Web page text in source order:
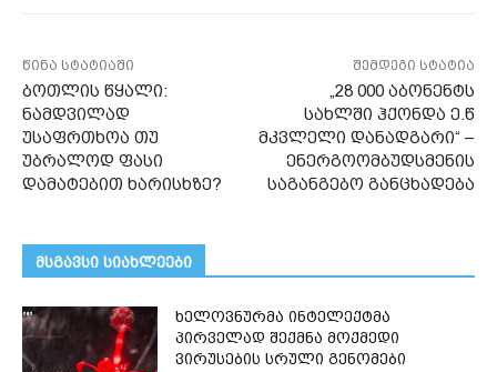
წინა სტატიაში
ბოთლის წყალი:
ნამდვილად
უსაფრთხოა თუ
უბრალოდ ფასი
დამატებით ხარისხზე?
შემდეგი სტატია
„28 000 აბონენტს
სახლში ჰქონდა ე.წ
მკვლელი დანადგარი“ –
ენერგოომბუდსმენის
საგანგებო განცხადება
მსგავსი სიახლეები
ხელოვნურმა ინტელექტმა
პირველად შექმნა მოქმედი
ვირუსების სრული გენომები